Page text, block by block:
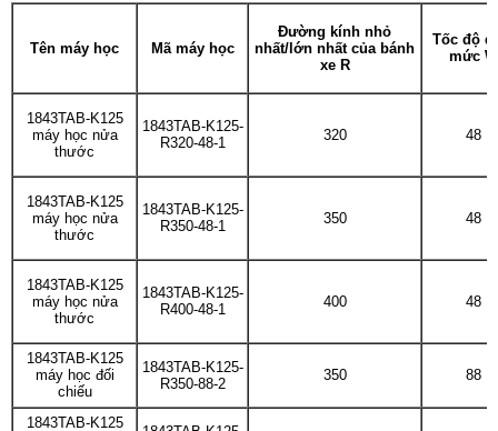
Tên máy học Mã máy học
Đường kính nhỏ
nhất/lớn nhất của bánh
xe R
Tốc độ
mức W
1843TAB-K125
máy học nửa
thước
1843TAB-K125-
R320-48-1
320 48
1843TAB-K125
máy học nửa
thước
1843TAB-K125-
R350-48-1
350 48
1843TAB-K125
máy học nửa
thước
1843TAB-K125-
R400-48-1
400 48
1843TAB-K125
máy học đối
chiếu
1843TAB-K125-
R350-88-2
350 88
1843TAB-K125